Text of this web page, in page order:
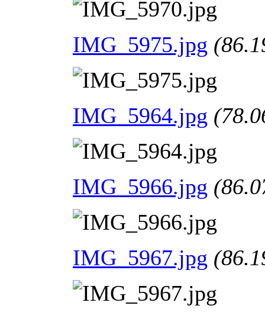
IMG_5975.jpg
IMG_5964.jpg
IMG_5966.jpg
IMG_5967.jpg